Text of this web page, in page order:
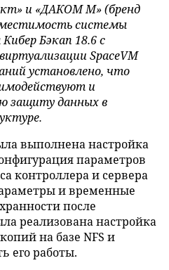
и «ДАКОМ М» (бренд
системы
Бэкап 18.6 с
SpaceVM
установлено, что
и
защиту данных в
выполнена настройка
параметров
контроллера и сервера
и временные
после
реализована настройка
на базе NFS и
его работы.